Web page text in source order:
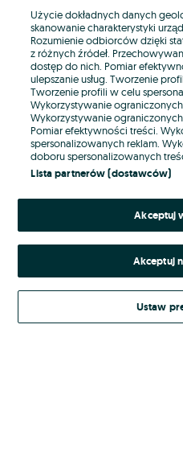
E-mail
Hasło
Nie pamiętasz hasła?
Kontynuując za pośrednictwem
Regulamin serwisu
Użycie dokładnych danych
skanowanie charakterystyki
Rozumienie odbiorców dzięki
z różnych źródeł.
dostęp do nich. Pomiar
ulepszanie usług. Tworzenie
Tworzenie profili w celu
Wykorzystywanie
Wykorzystywanie
Pomiar efektywności treści.
spersonalizowanych reklam.
doboru spersonalizowanych
Lista partnerów (dostawców)
Akceptuj
Akceptuj
Ustaw